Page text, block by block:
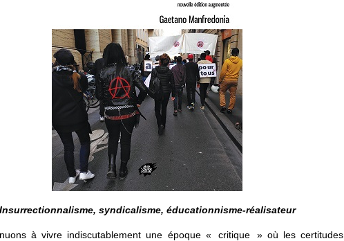
Insurrectionnalisme, syndicalisme, éducationnisme-réalisateur
à vivre indiscutablement une époque « critique » où les certitudes